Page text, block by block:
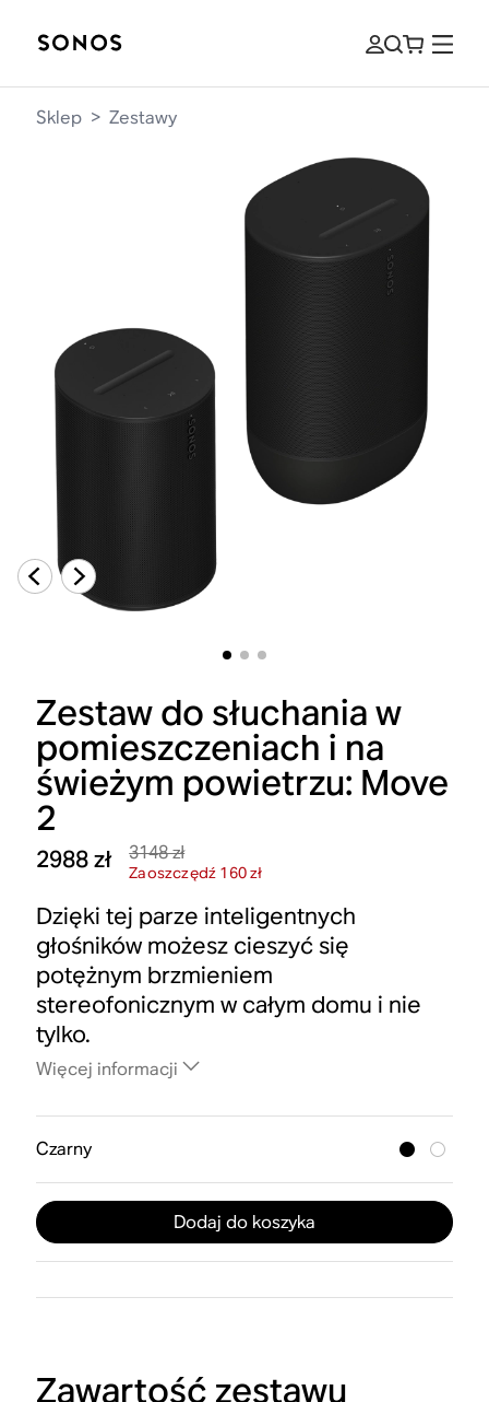
Sklep > Zestawy
Zestaw do słuchania w
pomieszczeniach i na
świeżym powietrzu: Move
2
2988 zł 3148 zł
Zaoszczędź 160 zł
Dzięki tej parze inteligentnych
głośników możesz cieszyć się
potężnym brzmieniem
stereofonicznym w całym domu i nie
tylko.
Więcej informacji
Czarny
Dodaj do koszyka
Zawartość zestawu